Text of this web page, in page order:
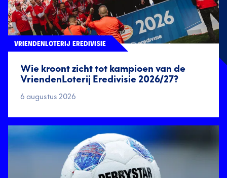
Wie kroont zicht tot kampioen van de
VriendenLoterij Eredivisie 2026/27?
VRIENDENLOTERIJ EREDIVISIE
6 augustus 2026